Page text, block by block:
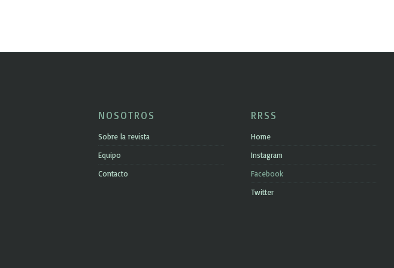
NOSOTROS
Sobre la revista
Equipo
Contacto
RRSS
Home
Instagram
Facebook
Twitter